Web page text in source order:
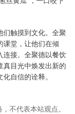
们触摸到文化。全聚
课堂，让他们在倾
连接。全聚德以餐饮
真目光中焕发出新的
自信的诠释。
不代表本站观点。